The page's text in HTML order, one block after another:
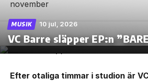
MUSIK 10 jul, 2026
VC Barre släpper EP:n
Efter otaliga timmar i studion är